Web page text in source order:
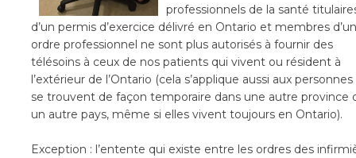
professionnels de la santé
d’un permis d’exercice délivré en Ontario et membres d’un
ordre professionnel ne sont plus autorisés à fournir des
télésoins à ceux de nos patients qui vivent ou résident à
l’extérieur de l’Ontario (cela s’applique aussi aux
se trouvent de façon temporaire dans une autre province
un autre pays, même si elles vivent toujours en Ontario).
Exception : l’entente qui existe entre les ordres des